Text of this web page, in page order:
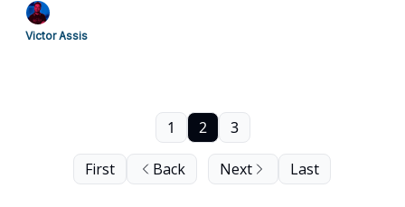
Victor Assis
First Back
1 2 3
Next Last